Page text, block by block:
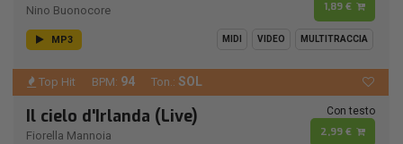
Nino Buonocore 1,89 €
MP3 MIDI VIDEO MULTITRACCIA
Top Hit BPM: 94 Ton.: SOL
Il cielo d'Irlanda (Live)
Fiorella Mannoia
Con testo
2,99 €